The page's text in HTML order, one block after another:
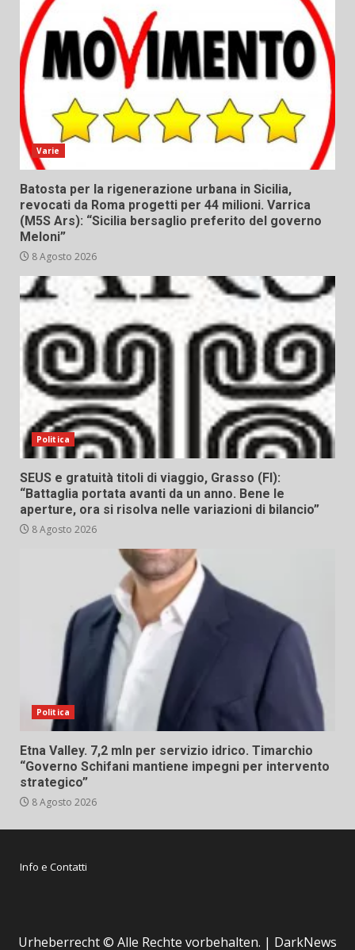
Varie
Batosta per la rigenerazione urbana in Sicilia,
revocati da Roma progetti per 44 milioni. Varrica
(M5S Ars): “Sicilia bersaglio preferito del governo
Meloni”
8 Agosto 2026
Politica
SEUS e gratuità titoli di viaggio, Grasso (FI):
“Battaglia portata avanti da un anno. Bene le
aperture, ora si risolva nelle variazioni di bilancio”
8 Agosto 2026
Politica
Etna Valley. 7,2 mln per servizio idrico. Timarchio
“Governo Schifani mantiene impegni per intervento
strategico”
8 Agosto 2026
Info e Contatti
Urheberrecht © Alle Rechte vorbehalten. | DarkNews